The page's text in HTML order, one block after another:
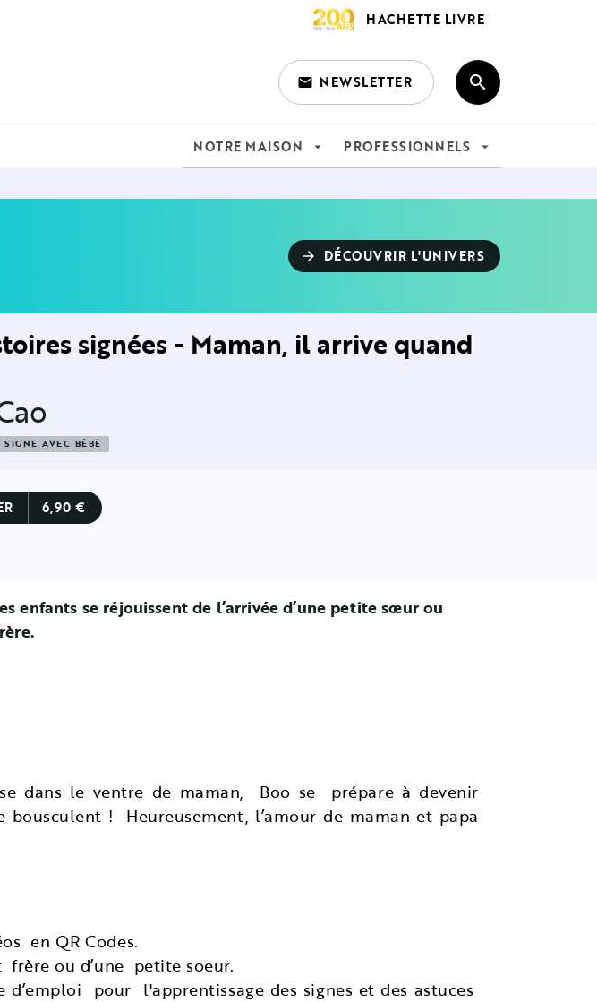
HACHETTE LIVRE
email NEWSLETTER search
NOTRE MAISON arrow_drop_down PROFESSIONNELS arrow_drop_down
arrow_forward DÉCOUVRIR L'UNIVERS
signées - Maman, il arrive quand
SIGNE AVEC BÉBÉ
6,90 €
enfants se réjouissent de l’arrivée d’une petite sœur ou
dans le ventre de maman, Boo se prépare à devenir
bousculent ! Heureusement, l’amour de maman et papa
en QR Codes.
ou d’une petite soeur.
pour l'apprentissage des signes et des astuces